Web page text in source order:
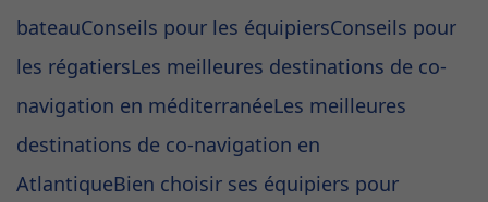
bateauConseils pour les équipiersConseils pour
les régatiersLes meilleures destinations de co-
navigation en méditerranéeLes meilleures
destinations de co-navigation en
AtlantiqueBien choisir ses équipiers pour